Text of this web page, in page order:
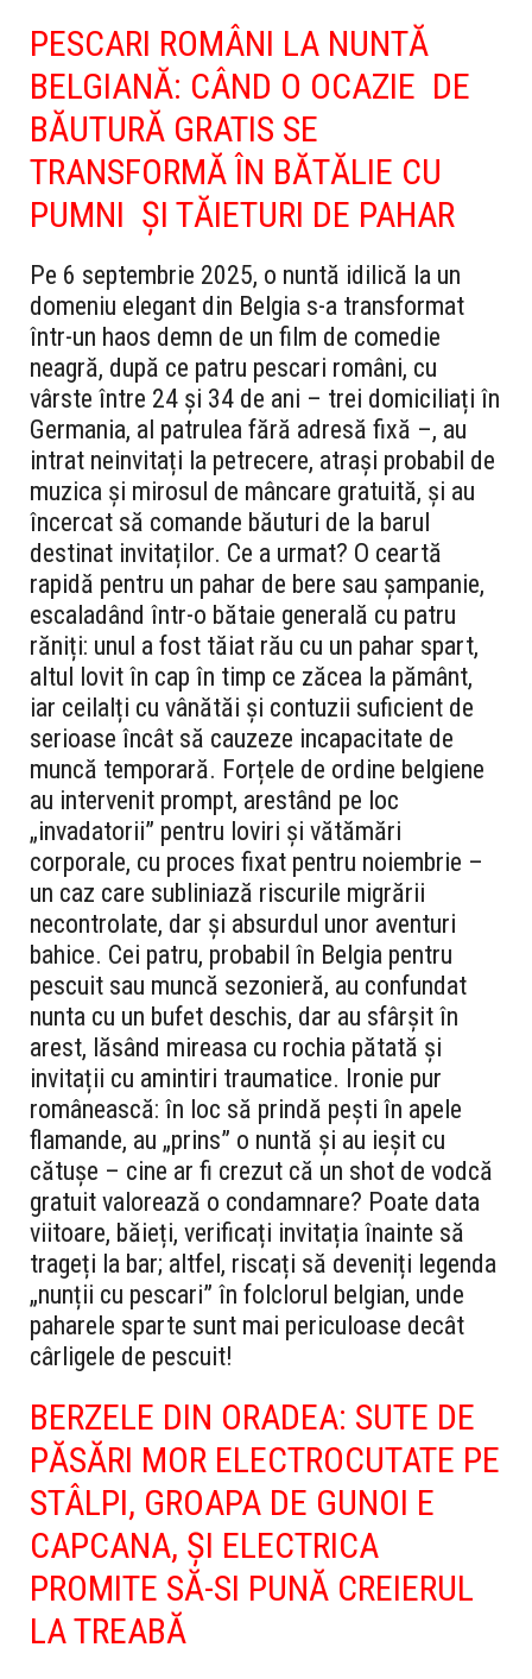
PESCARI ROMÂNI LA NUNTĂ
BELGIANĂ: CÂND O OCAZIE DE
BĂUTURĂ GRATIS SE
TRANSFORMĂ ÎN BĂTĂLIE CU
PUMNI ȘI TĂIETURI DE PAHAR
Pe 6 septembrie 2025, o nuntă idilică la un
domeniu elegant din Belgia s-a transformat
într-un haos demn de un film de comedie
neagră, după ce patru pescari români, cu
vârste între 24 și 34 de ani – trei domiciliați în
Germania, al patrulea fără adresă fixă –, au
intrat neinvitați la petrecere, atrași probabil de
muzica și mirosul de mâncare gratuită, și au
încercat să comande băuturi de la barul
destinat invitaților. Ce a urmat? O ceartă
rapidă pentru un pahar de bere sau șampanie,
escaladând într-o bătaie generală cu patru
răniți: unul a fost tăiat rău cu un pahar spart,
altul lovit în cap în timp ce zăcea la pământ,
iar ceilalți cu vânătăi și contuzii suficient de
serioase încât să cauzeze incapacitate de
muncă temporară. Forțele de ordine belgiene
au intervenit prompt, arestând pe loc
„invadatorii” pentru loviri și vătămări
corporale, cu proces fixat pentru noiembrie –
un caz care subliniază riscurile migrării
necontrolate, dar și absurdul unor aventuri
bahice. Cei patru, probabil în Belgia pentru
pescuit sau muncă sezonieră, au confundat
nunta cu un bufet deschis, dar au sfârșit în
arest, lăsând mireasa cu rochia pătată și
invitații cu amintiri traumatice. Ironie pur
românească: în loc să prindă pești în apele
flamande, au „prins” o nuntă și au ieșit cu
cătușe – cine ar fi crezut că un shot de vodcă
gratuit valorează o condamnare? Poate data
viitoare, băieți, verificați invitația înainte să
trageți la bar; altfel, riscați să deveniți legenda
„nunții cu pescari” în folclorul belgian, unde
paharele sparte sunt mai periculoase decât
cârligele de pescuit!
BERZELE DIN ORADEA: SUTE DE
PĂSĂRI MOR ELECTROCUTATE PE
STÂLPI, GROAPA DE GUNOI E
CAPCANA, ȘI ELECTRICA
PROMITE SĂ-SI PUNĂ CREIERUL
LA TREABĂ